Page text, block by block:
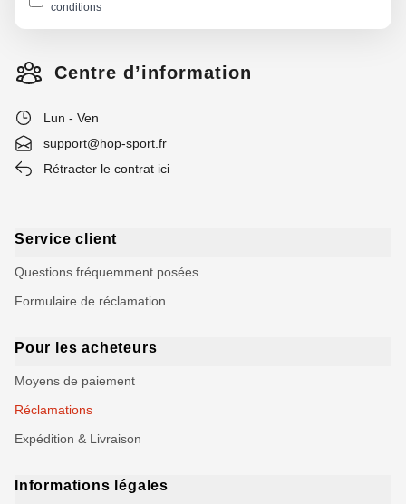
conditions
Centre d’information
Lun - Ven
support@hop-sport.fr
Rétracter le contrat ici
Service client
Questions fréquemment posées
Formulaire de réclamation
Pour les acheteurs
Moyens de paiement
Réclamations
Expédition & Livraison
Informations légales